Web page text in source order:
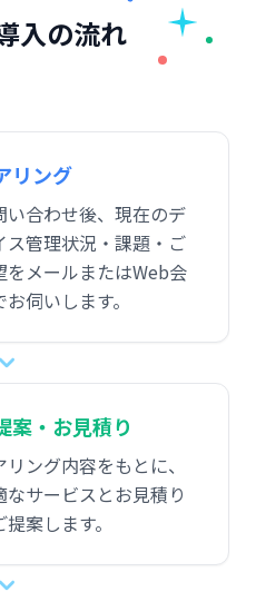
入の流れ
リング
い合わせ後、現在のデ
ス管理状況・課題・ご
をメールまたはWeb会
伺いします。
案・お見積り
リング内容をもとに、
なサービスとお見積り
提案します。